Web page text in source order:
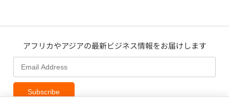
アフリカやアジアの最新ビジネス情報をお届けします
Subscribe